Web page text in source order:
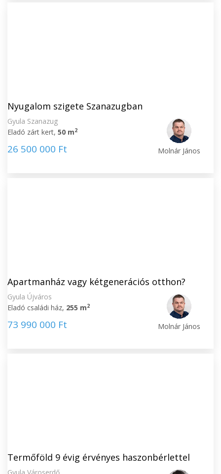
Nyugalom szigete Szanazugban
Gyula Szanazug
Eladó zárt kert, 50 m2
26 500 000 Ft Molnár János
Apartmanház vagy kétgenerációs otthon?
Gyula Újváros
Eladó családi ház, 255 m2
73 990 000 Ft Molnár János
Termőföld 9 évig érvényes haszonbérlettel